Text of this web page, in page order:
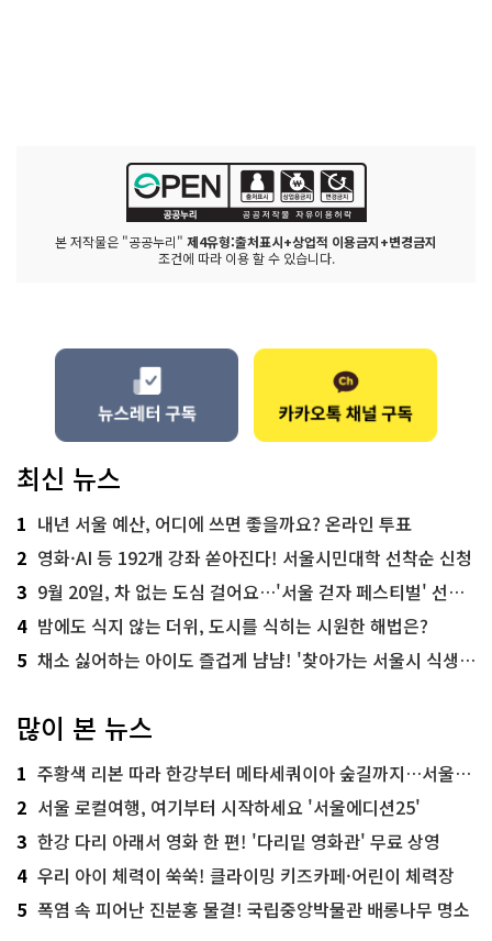
본 저작물은 "공공누리" 제4유형:출처표시+상업적 이용금지+변경금지
조건에 따라 이용 할 수 있습니다.
최신 뉴스
1 내년 서울 예산, 어디에 쓰면 좋을까요? 온라인 투표
2 영화·AI 등 192개 강좌 쏟아진다! 서울시민대학 선착순 신청
3 9월 20일, 차 없는 도심 걸어요…'서울 걷자 페스티벌' 선착순 5천명
4 밤에도 식지 않는 더위, 도시를 식히는 시원한 해법은?
5 채소 싫어하는 아이도 즐겁게 냠냠! '찾아가는 서울시 식생활 교육' 현장
많이 본 뉴스
1 주황색 리본 따라 한강부터 메타세쿼이아 숲길까지…서울둘레길 15코스
2 서울 로컬여행, 여기부터 시작하세요 '서울에디션25'
3 한강 다리 아래서 영화 한 편! '다리밑 영화관' 무료 상영
4 우리 아이 체력이 쑥쑥! 클라이밍 키즈카페·어린이 체력장
5 폭염 속 피어난 진분홍 물결! 국립중앙박물관 배롱나무 명소